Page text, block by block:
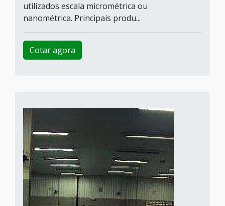
utilizados escala micrométrica ou
nanométrica. Principais produ...
Cotar agora